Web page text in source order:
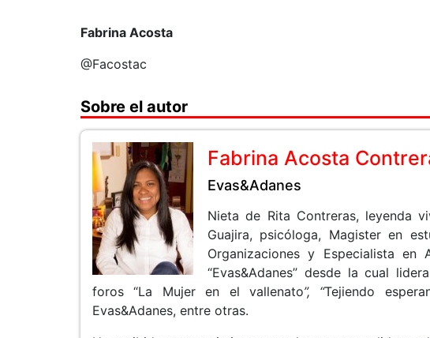
Fabrina Acosta
@Facostac
Sobre el autor
Fabrina Acosta
Evas&Adanes
Nieta de Rita Contreras, leyenda
Guajira, psicóloga, Magister en
Organizaciones y Especialista en
“Evas&Adanes” desde la cual
foros “La Mujer en el vallenato”, “Tejiendo
Evas&Adanes, entre otras.